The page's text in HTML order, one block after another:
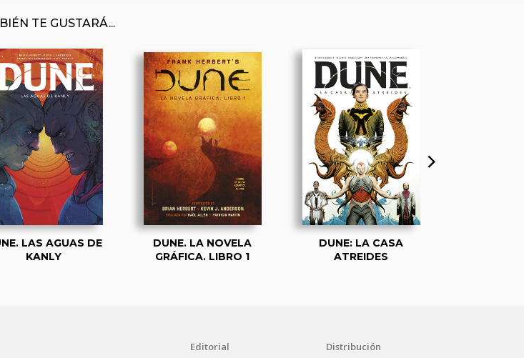
TE GUSTARÁ...
LAS AGUAS DE
KANLY
DUNE. LA NOVELA
GRÁFICA. LIBRO 1
DUNE: LA CASA
ATREIDES
Editorial
Distribución